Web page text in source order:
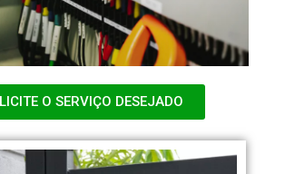
O SERVIÇO DESEJADO